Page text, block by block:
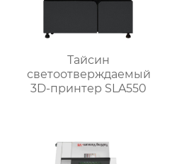
Тайсин
светоотверждаемый
3D-принтер SLA550